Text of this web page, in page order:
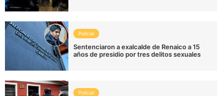
Policial
Sentenciaron a exalcalde de Renaico a 15
años de presidio por tres delitos sexuales
Policial